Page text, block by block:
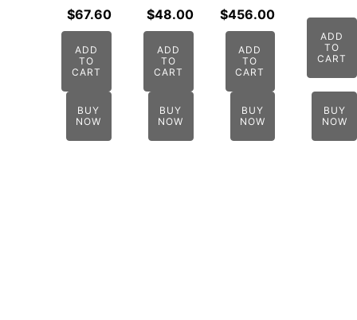
$456.00
ADD
CART
BUY
NOW
$48.00
ADD
CART
BUY
NOW
$67.60
ADD
CART
BUY
NOW